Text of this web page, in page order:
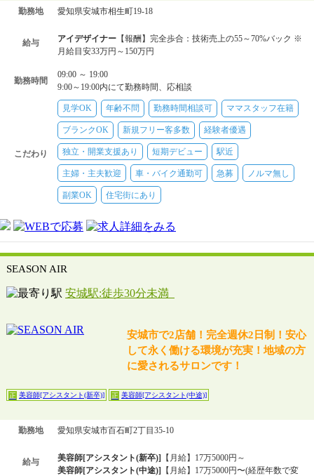
勤務地 愛知県安城市相生町19-18
給与 アイデザイナー 【報酬】完全歩合：技術売上の55～70%バック ※
月給目安33万円～150万円
勤務時間
09:00 ～ 19:00
9:00～19:00内にて勤務時間、応相談
こだわり
見学OK 年齢不問 勤務時間相談可 ママスタッフ在籍
ブランクOK 新規フリー客多数 経験者優遇
独立・開業支援あり 短期デビュー 駅近
主婦・主夫歓迎 車・バイク通勤可 急募 ノルマ無し
副業OK 住宅街にあり
SEASON AIR
安城駅:徒歩30分未満
安城市で2店舗！完全週休2日制！安心
して永く働ける環境が充実！地域の方
に愛されるサロンです！
正 美容師[アシスタント(新卒)] 正 美容師[アシスタント(中途)]
勤務地 愛知県安城市百石町2丁目35-10
給与 美容師[アシスタント(新卒)]
【月給】17万5000円～
美容師[アシスタント(中途)]
【月給】17万5000円〜(経歴年数で変